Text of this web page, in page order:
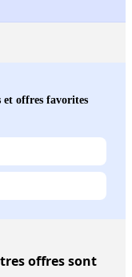
et offres favorites
offres sont